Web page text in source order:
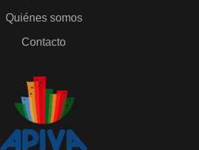
Quiénes somos
Contacto